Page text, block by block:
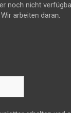
noch nicht
Wir arbeiten daran.